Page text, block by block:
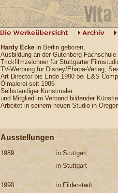
Hardy Ecke in Berlin geboren,
Ausbildung an der Gutenberg-
Trickfilmzeichner für Stuttgarter
TV-Werbung für Disney/Ehapa-Verlag,
Art Director bis Ende 1990 bei E&S
Ölmalerei seit 1986
Selbständiger Kunstmaler
und Mitglied im Verband bildender
Arbeitet in seinem neuen Studio in
Ausstellungen
1989
in Stuttgart
in Stuttgart
1990
in Filderstadt